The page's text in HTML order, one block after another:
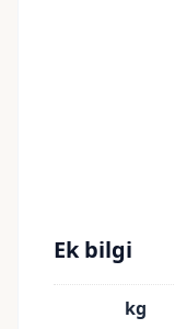
Ek bilgi
kg